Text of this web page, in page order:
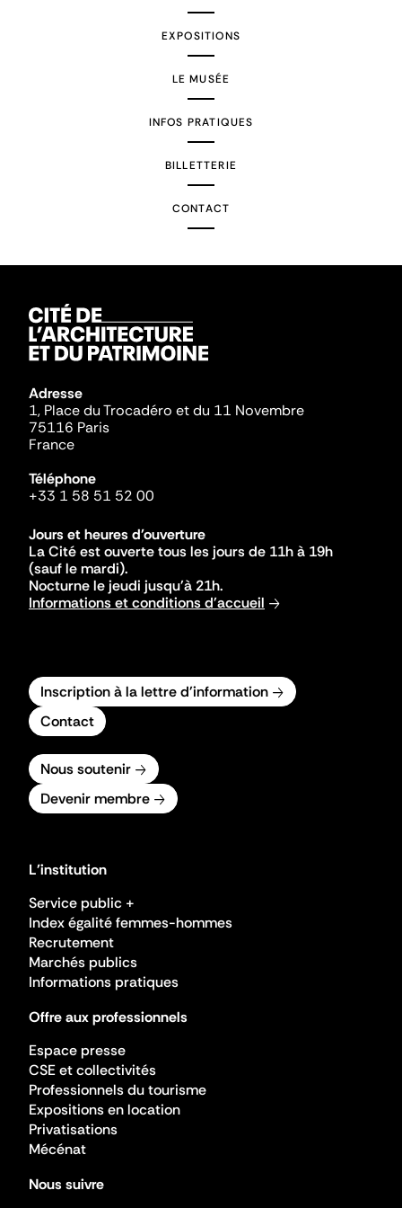
EXPOSITIONS
LE MUSÉE
INFOS PRATIQUES
BILLETTERIE
CONTACT
Adresse
1, Place du Trocadéro et du 11 Novembre
75116 Paris
France
Téléphone
+33 1 58 51 52 00
Jours et heures d'ouverture
La Cité est ouverte tous les jours de 11h à 19h
(sauf le mardi).
Nocturne le jeudi jusqu'à 21h.
Informations et conditions d'accueil
Inscription à la lettre d'information
Contact
Nous soutenir
Devenir membre
L'institution
Service public +
Index égalité femmes-hommes
Recrutement
Marchés publics
Informations pratiques
Offre aux professionnels
Espace presse
CSE et collectivités
Professionnels du tourisme
Expositions en location
Privatisations
Mécénat
Nous suivre